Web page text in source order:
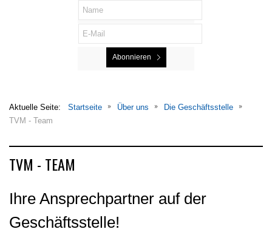
Aktuelle Seite: Startseite Über uns
Die Geschäftsstelle
TVM - Team
TVM - TEAM
Ihre Ansprechpartner auf der
Geschäftsstelle!